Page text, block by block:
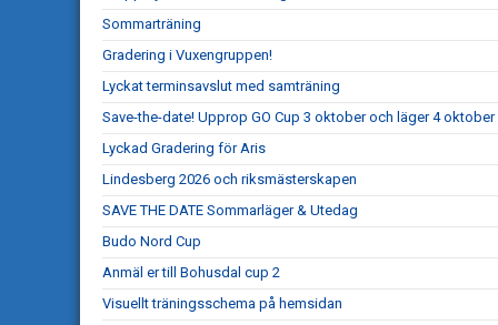
Sommarträning
Gradering i Vuxengruppen!
Lyckat terminsavslut med samträning
Save-the-date! Upprop GO Cup 3 oktober och läger 4 oktober
Lyckad Gradering för Aris
Lindesberg 2026 och riksmästerskapen
SAVE THE DATE Sommarläger & Utedag
Budo Nord Cup
Anmäl er till Bohusdal cup 2
Visuellt träningsschema på hemsidan